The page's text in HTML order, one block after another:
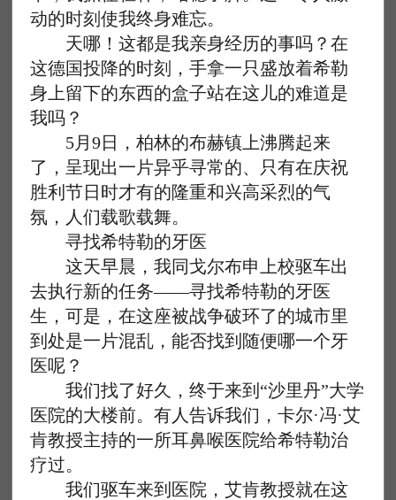
动的时刻使我终身难忘。
天哪！这都是我亲身经历的事吗？在
这德国投降的时刻，手拿一只盛放着希勒
身上留下的东西的盒子站在这儿的难道是
我吗？
5月9日，柏林的布赫镇上沸腾起来
了，呈现出一片异乎寻常的、只有在庆祝
胜利节日时才有的隆重和兴高采烈的气
氛，人们载歌载舞。
寻找希特勒的牙医
这天早晨，我同戈尔布申上校驱车出
去执行新的任务——寻找希特勒的牙医
生，可是，在这座被战争破环了的城市里
到处是一片混乱，能否找到随便哪一个牙
医呢？
我们找了好久，终于来到“沙里丹”大学
医院的大楼前。有人告诉我们，卡尔·冯·艾
肯教授主持的一所耳鼻喉医院给希特勒治
疗过。
我们驱车来到医院，艾肯教授就在这